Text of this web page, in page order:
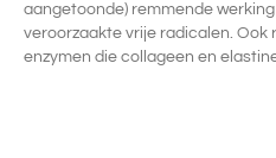
aangetoonde) remmende
veroorzaakte vrije radicalen. Ook
enzymen die collageen en